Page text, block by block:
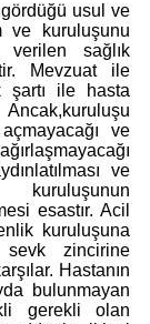
usul ve
ve kuruluşunu
sağlık
Mevzuat ile
şartı ile hasta
ve
ve
kuruluşunun
esastır. Acil
kuruluşuna
zincirine
Hastanın
bulunmayan
gerekli olan